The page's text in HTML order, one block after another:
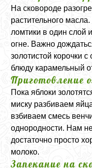
На сковороде
растительного
ломтики в один слой
огне. Важно
золотистой корочки
блюду карамельный
Приготовление
Пока яблоки
миску разбиваем
взбиваем смесь
однородности. Нам
достаточно просто
молоко.
Запекание на